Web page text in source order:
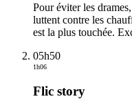
Pour éviter les
luttent contre les
est la plus touchée.
05h50
1h06
Flic story